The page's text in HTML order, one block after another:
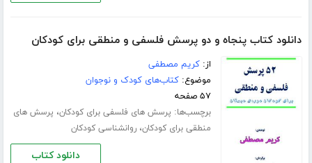
دانلود کتاب پنجاه و دو پرسش فلسفی و منطقی برای کودکان
از:کریم مصطفی
موضوع:کتاب‌های کودک و نوجوان
۵۷ صفحه
برچسب‌ها: پرسش های فلسفی برای کودکان، پرسش های
منطقی برای کودکان،روانشناسی کودکان
دانلود کتاب